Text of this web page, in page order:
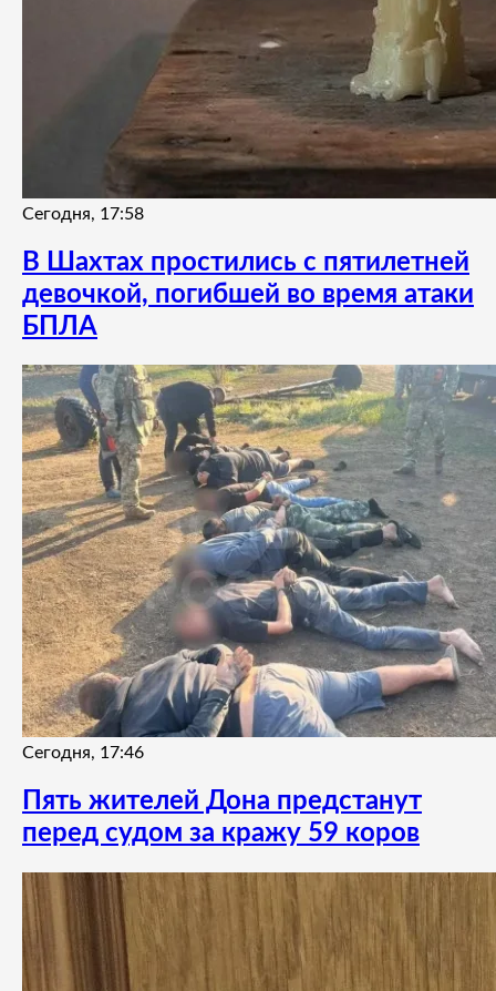
Сегодня, 17:58
В Шахтах простились с пятилетней
девочкой, погибшей во время атаки
БПЛА
Сегодня, 17:46
Пять жителей Дона предстанут
перед судом за кражу 59 коров